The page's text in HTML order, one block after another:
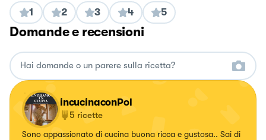
1 2 3 4 5
Domande e recensioni
incucinaconPol
5 ricette
Sono appassionato di cucina buona ricca e gustosa.. Sai di